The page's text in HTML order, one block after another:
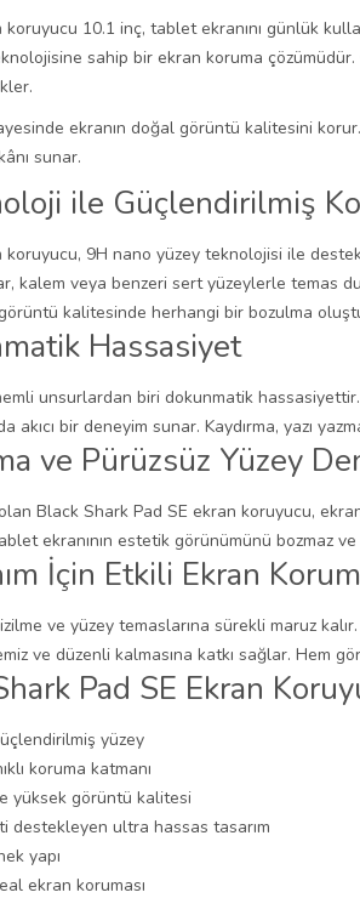
10.1 inç, tablet ekranını günlük
sahip bir ekran koruma
ekranın doğal görüntü kalitesini
sunar.
ile Güçlendirilmiş
9H nano yüzey teknolojisi ile
kalem veya benzeri sert yüzeylerle temas
kalitesinde herhangi bir bozulma
Hassasiyet
unsurlardan biri dokunmatik
akıcı bir deneyim sunar. Kaydırma, yazı
ve Pürüzsüz Yüzey
Black Shark Pad SE ekran koruyucu,
ekranının estetik görünümünü bozmaz ve
İçin Etkili Ekran
ve yüzey temaslarına sürekli maruz
ve düzenli kalmasına katkı sağlar. Hem
Pad SE Ekran
yüzey
koruma katmanı
yüksek görüntü kalitesi
destekleyen ultra hassas tasarım
yapı
ekran koruması